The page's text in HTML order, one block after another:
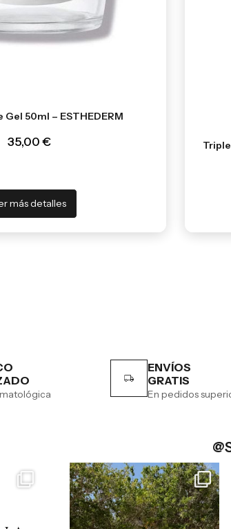
Gel 50ml – ESTHEDERM
35,00 €
más detalles
ENVÍOS
GRATIS
En pedidos